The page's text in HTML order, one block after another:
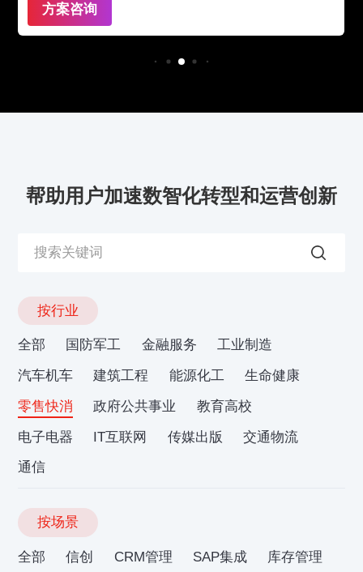
方案咨询
帮助用户加速数智化转型和运营创新
按行业
全部 国防军工 金融服务
工业制造
汽车机车
建筑工程 能源化工
生命健康
零售快消
政府公共事业
教育高校
电子电器
IT互联网 传媒出版
交通物流
通信
按场景
全部 信创 CRM管理 SAP集成
库存管理